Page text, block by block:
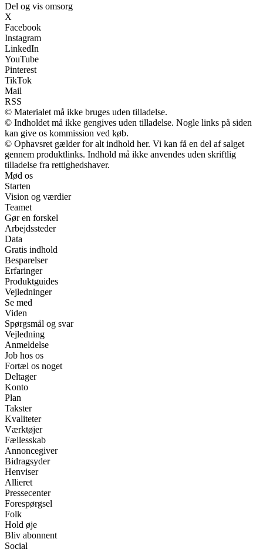
Del og vis omsorg
X
Facebook
Instagram
LinkedIn
YouTube
Pinterest
TikTok
Mail
RSS
© Materialet må ikke bruges uden tilladelse.
© Indholdet må ikke gengives uden tilladelse. Nogle links på siden
kan give os kommission ved køb.
© Ophavsret gælder for alt indhold her. Vi kan få en del af salget
gennem produktlinks. Indhold må ikke anvendes uden skriftlig
tilladelse fra rettighedshaver.
Mød os
Starten
Vision og værdier
Teamet
Gør en forskel
Arbejdssteder
Data
Gratis indhold
Besparelser
Erfaringer
Produktguides
Vejledninger
Se med
Viden
Spørgsmål og svar
Vejledning
Anmeldelse
Job hos os
Fortæl os noget
Deltager
Konto
Plan
Takster
Kvaliteter
Værktøjer
Fællesskab
Annoncegiver
Bidragsyder
Henviser
Allieret
Pressecenter
Forespørgsel
Folk
Hold øje
Bliv abonnent
Social